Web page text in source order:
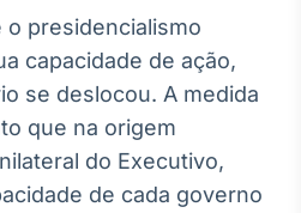
presidencialismo
capacidade de ação,
se deslocou. A medida
que na origem
do Executivo,
de cada governo